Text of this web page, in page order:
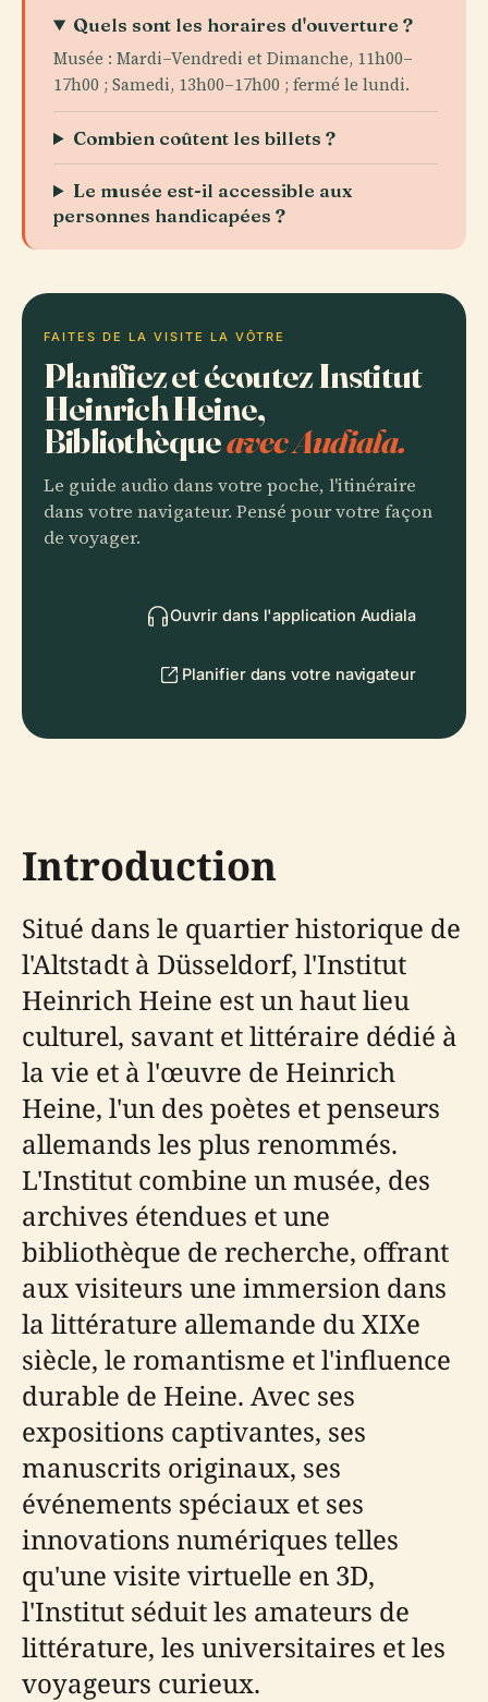
Quels sont les horaires d'ouverture ?
Musée : Mardi–Vendredi et Dimanche, 11h00–
17h00 ; Samedi, 13h00–17h00 ; fermé le lundi.
Combien coûtent les billets ?
Le musée est-il accessible aux
personnes handicapées ?
FAITES DE LA VISITE LA VÔTRE
Planifiez et écoutez Institut
Heinrich Heine,
Bibliothèqueavec Audiala.
Le guide audio dans votre poche, l'itinéraire
dans votre navigateur. Pensé pour votre façon
de voyager.
Ouvrir dans l'application Audiala
Planifier dans votre navigateur
Introduction
Situé dans le quartier historique de
l'Altstadt à Düsseldorf, l'Institut
Heinrich Heine est un haut lieu
culturel, savant et littéraire dédié à
la vie et à l'œuvre de Heinrich
Heine, l'un des poètes et penseurs
allemands les plus renommés.
L'Institut combine un musée, des
archives étendues et une
bibliothèque de recherche, offrant
aux visiteurs une immersion dans
la littérature allemande du XIXe
siècle, le romantisme et l'influence
durable de Heine. Avec ses
expositions captivantes, ses
manuscrits originaux, ses
événements spéciaux et ses
innovations numériques telles
qu'une visite virtuelle en 3D,
l'Institut séduit les amateurs de
littérature, les universitaires et les
voyageurs curieux.